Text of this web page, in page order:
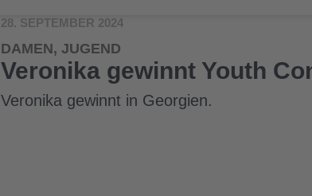
28. SEPTEMBER 2024
DAMEN, JUGEND
Veronika gewinnt Youth
Veronika gewinnt in Georgien.